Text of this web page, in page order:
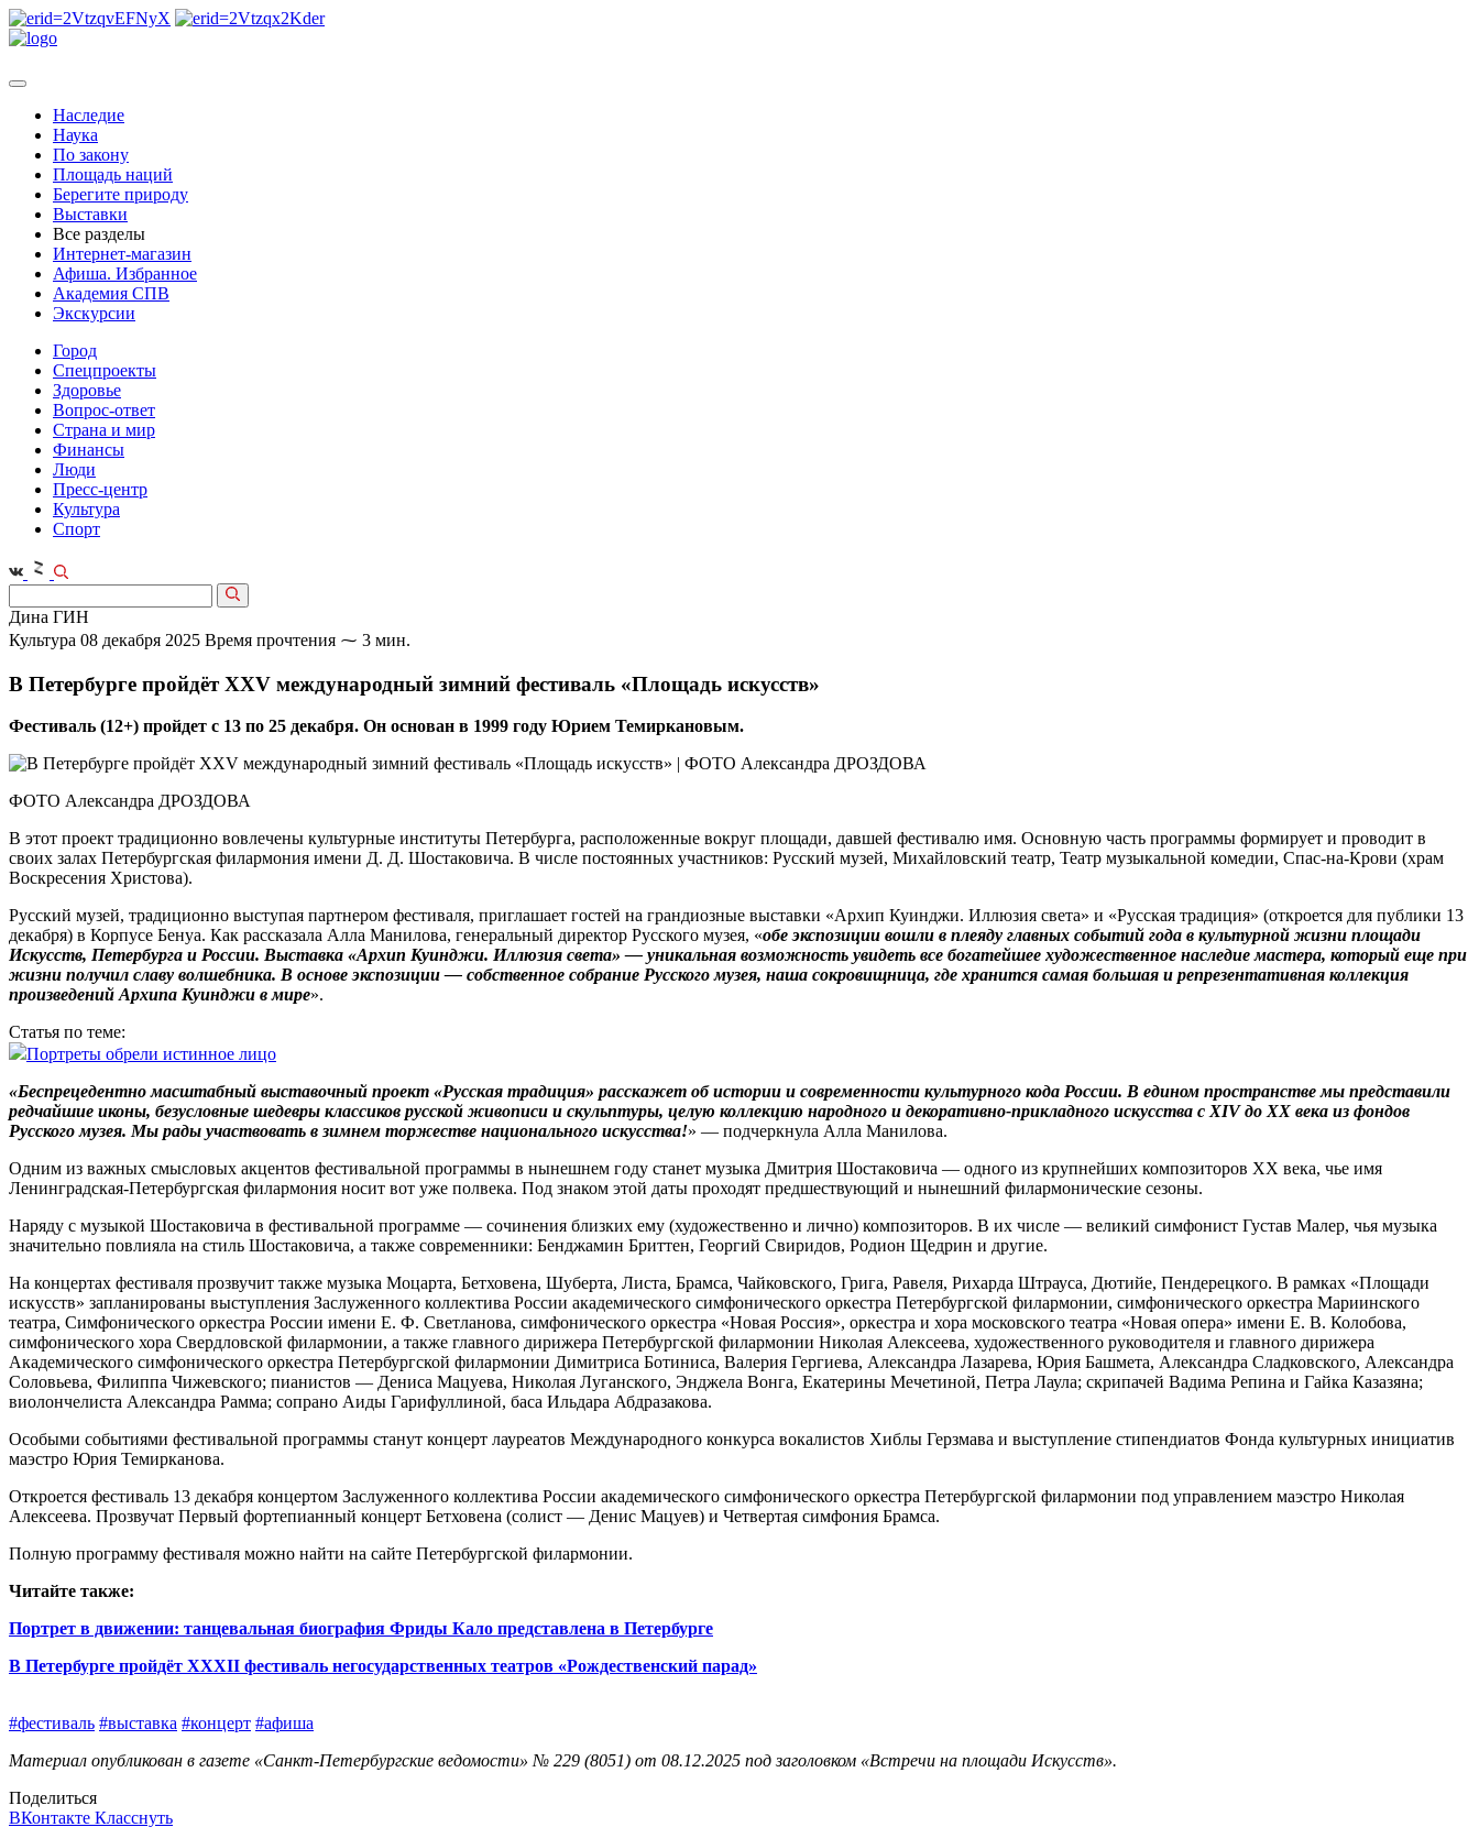
Наследие
Наука
По закону
Площадь наций
Берегите природу
Выставки
Все разделы
Интернет-магазин
Афиша. Избранное
Академия СПВ
Экскурсии
Город
Спецпроекты
Здоровье
Вопрос-ответ
Страна и мир
Финансы
Люди
Пресс-центр
Культура
Спорт
Дина ГИН
Культура 08 декабря 2025 Время прочтения ⁓ 3 мин.
В Петербурге пройдёт XXV международный зимний фестиваль «Площадь искусств»
Фестиваль (12+) пройдет с 13 по 25 декабря. Он основан в 1999 году Юрием Темиркановым.
ФОТО Александра ДРОЗДОВА
В этот проект традиционно во­влечены культурные институты Петербурга, расположенные вокруг площади, давшей фес­тивалю имя. Основную часть программы формирует и проводит в
своих залах Петербургская филармония имени Д. Д. Шостаковича. В числе постоянных участников: Русский музей, Михайловский театр, Театр музыкальной комедии, Спас-на-Крови (храм
Воскресения Христова).
Русский музей, традиционно выступая партнером фестиваля, приглашает гостей на грандиозные выставки «Архип Куинджи. Иллюзия света» и «Русская традиция» (откроется для публики 13
декабря) в Корпусе Бенуа. Как рассказала Алла Манилова, генеральный директор Русского музея, «обе экспозиции вошли в плеяду главных событий года в культурной жизни площади
Искусств, Петербурга и России. Выставка «Архип Куинджи. Иллюзия света» — уникальная возможность увидеть все богатейшее художественное наследие мастера, который еще при
жизни получил славу волшебника. В основе экспозиции — собственное собрание Русского музея, наша сокровищница, где хранится самая большая и репрезентативная коллекция
произведений Архипа Куинджи в мире».
Статья по теме:
Портреты обрели истинное лицо
«Беспрецедентно масштабный выставочный проект «Русская традиция» расскажет об истории и современности культурного кода России. В едином пространстве мы представили
редчайшие иконы, безусловные шедевры классиков русской живописи и скульптуры, целую коллекцию народного и декоративно-прикладного искусства с XIV до XX века из фондов
Русского музея. Мы рады участвовать в зимнем торжестве национального искусства!» — подчеркнула Алла Манилова.
Одним из важных смысловых акцентов фестивальной прог­раммы в нынешнем году станет музыка Дмитрия Шостаковича — одного из крупнейших композиторов XX века, чье имя
Ленинградская-Петербургская филармония носит вот уже полвека. Под знаком этой даты проходят предшествующий и нынешний филармонические сезоны.
Наряду с музыкой Шостаковича в фестивальной программе — сочинения близких ему (художественно и лично) композиторов. В их числе — великий симфонист Густав Малер, чья музыка
значительно повлияла на стиль Шостаковича, а также современники: Бенджамин Бриттен, Георгий Свиридов, Родион Щед­рин и другие.
На концертах фестиваля прозвучит также музыка Моцарта, Бетховена, Шуберта, Листа, Брамса, Чайковского, Грига, Равеля, Рихарда Штрауса, Дютийе, Пендерецкого. В рамках «Площади
искусств» запланированы выступления Заслуженного коллектива России академического симфонического оркестра Петербургской филармонии, симфонического оркестра Мариинского
театра, Симфонического оркестра России имени Е. Ф. Светланова, симфонического оркестра «Новая Россия», оркестра и хора мос­ковского театра «Новая опера» имени Е. В. Колобова,
симфонического хора Свердловской филармонии, а также главного дирижера Петербургской филармонии Николая Алексеева, художественного руководителя и главного дирижера
Академического симфонического оркестра Петербургской филармонии Димитриса Ботиниса, Валерия Гергиева, Александра Лазарева, Юрия Башмета, Александра Сладковского, Александра
Соловьева, Филиппа Чижевского; пианистов — Дениса Мацуева, Николая Луганского, Энджела Вонга, Екатерины Мечетиной, Петра Лаула; скрипачей Вадима Репина и Гайка Казазяна;
виолончелиста Александра Рамма; сопрано Аиды Гарифуллиной, баса Ильдара Абдразакова.
Особыми событиями фестивальной программы станут концерт лауреатов Международного конкурса вокалистов Хиблы Герзмава и выступление стипендиатов Фонда культурных инициатив
маэстро Юрия Темирканова.
Откроется фестиваль 13 декабря концертом Заслуженного коллектива России академического симфонического оркестра Петербургской филармонии под управлением маэстро Николая
Алексеева. Прозвучат Первый фортепианный концерт Бетховена (солист — Денис Мацуев) и Четвертая симфония Брамса.
Полную программу фестиваля можно найти на сайте Петербургской филармонии.
Читайте также:
Портрет в движении: танцевальная биография Фриды Кало представлена в Петербурге
В Петербурге пройдёт XXXII фестиваль негосударственных театров «Рождественский парад»
#фестиваль #выставка #концерт #афиша
Материал опубликован в газете «Санкт-Петербургские ведомости» № 229 (8051) от 08.12.2025 под заголовком «Встречи на площади Искусств».
Поделиться
ВКонтакте Класснуть